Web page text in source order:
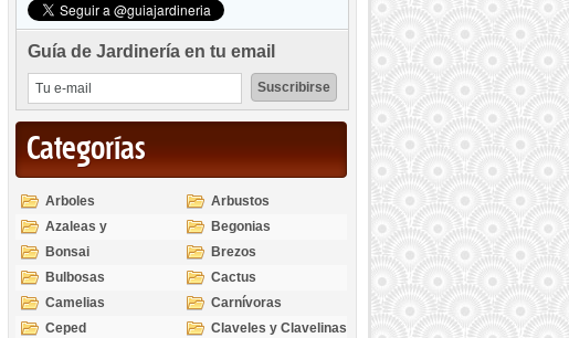
Guía de Jardinería en tu email
Categorías
Arboles
Arbustos
Azaleas y
Rododendros
Begonias
Bonsai
Brezos
Bulbosas
Cactus
Camelias
Carnívoras
Ceped
Claveles y Clavelinas